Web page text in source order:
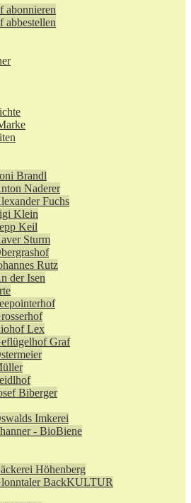
abonnieren
abbestellen
Brandl
Naderer
Fuchs
Klein
Keil
Sturm
Rutz
der Isen
Lex
Graf
Biberger
Imkerei
- BioBiene
Höhenberg
BackKULTUR